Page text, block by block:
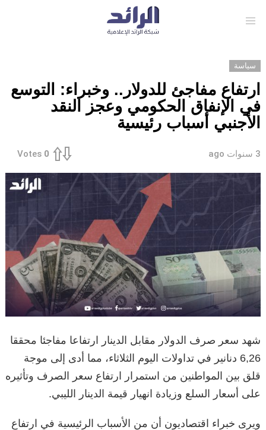
سياسة
ارتفاع مفاجئ للدولار.. وخبراء: التوسع
في الإنفاق الحكومي وعجز النقد
الأجنبي أسباب رئيسية
3 سنوات ago 0
Votes
شهد سعر صرف الدولار مقابل الدينار ارتفاعا مفاجئا محققا
6,26 دنانير في تداولات اليوم الثلاثاء، مما أدى إلى موجة
قلق بين المواطنين من استمرار ارتفاع سعر الصرف وتأثيره
على أسعار السلع وزيادة انهيار قيمة الدينار الليبي.
ويرى خبراء اقتصاديون أن من الأسباب الرئيسية في ارتفاع